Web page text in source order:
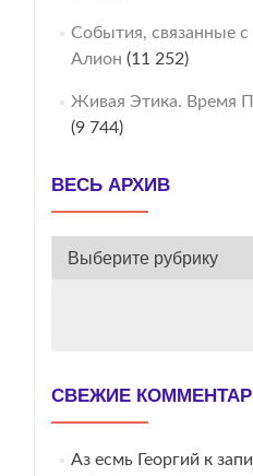
События, связанные с
Алион (11 252)
Живая Этика. Время
(9 744)
ВЕСЬ АРХИВ
ВЕСЬ
СВЕЖИЕ
Аз есмь Георгий к